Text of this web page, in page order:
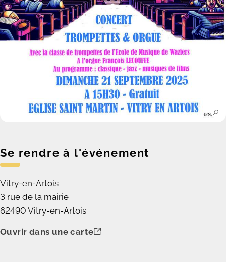
Se rendre à l'événement
Vitry-en-Artois
3 rue de la mairie
62490 Vitry-en-Artois
Ouvrir dans une carte